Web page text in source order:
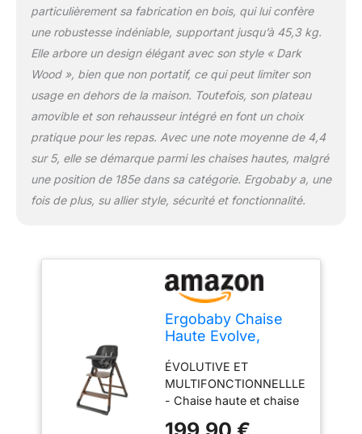
peut être ajusté à deux
hauteurs différentes
MONTAGE FACILE - Le
siège bébé et le dossier
se montent et se
démontent facilement,
sans outils. De plus, la
pliée dans tous les
modes pour un gain de
place LIVRAISON - La
base de la chaise haute,
plateau, sont inclus dans
le set. La tour
d‘apprentissage + la
marche de la tour
d'apprentissage sont
particulièrement sa fabrication en bois, qui lui confère
une robustesse indéniable, supportant jusqu’à 45,3 kg.
Elle arbore un design élégant avec son style « Dark
Wood », bien que non portatif, ce qui peut limiter son
usage en dehors de la maison. Toutefois, son plateau
amovible et son rehausseur intégré en font un choix
pratique pour les repas. Avec une note moyenne de 4,4
sur 5, elle se démarque parmi les chaises hautes, malgré
une position de 185e dans sa catégorie. Ergobaby a, une
fois de plus, su allier style, sécurité et fonctionnalité.
Ergobaby Chaise
Haute Evolve,
ergonomique pour
bébés Évolutive à
partir de 6 mois,
Chaise haute pour
ÉVOLUTIVE ET
MULTIFONCTIONNELLLE
- Chaise haute et chaise